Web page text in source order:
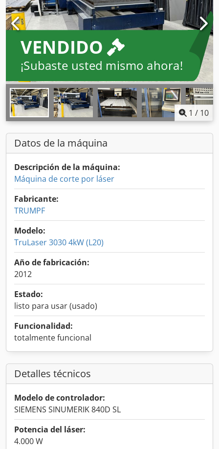
VENDIDO
¡Subaste usted mismo ahora!
1 / 10
Datos de la máquina
Descripción de la máquina:
Máquina de corte por láser
Fabricante:
TRUMPF
Modelo:
TruLaser 3030 4kW (L20)
Año de fabricación:
2012
Estado:
listo para usar (usado)
Funcionalidad:
totalmente funcional
Detalles técnicos
Modelo de controlador:
SIEMENS SINUMERIK 840D SL
Potencia del láser:
4.000 W